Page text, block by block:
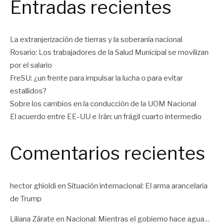
Entradas recientes
La extranjerización de tierras y la soberanía nacional
Rosario: Los trabajadores de la Salud Municipal se movilizan
por el salario
FreSU: ¿un frente para impulsar la lucha o para evitar
estallidos?
Sobre los cambios en la conducción de la UOM Nacional
El acuerdo entre EE-UU e Irán: un frágil cuarto intermedio
Comentarios recientes
hector ghioldi en Situación internacional: El arma arancelaria
de Trump
Liliana Zárate en Nacional: Mientras el gobierno hace agua…